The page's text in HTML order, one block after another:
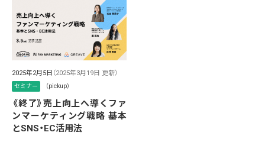
2025年2月5日 （2025年3月19日 更新）
セミナー （pickup）
《終了》売上向上へ導くファ
ンマーケティング戦略 基本
とSNS・EC活用法